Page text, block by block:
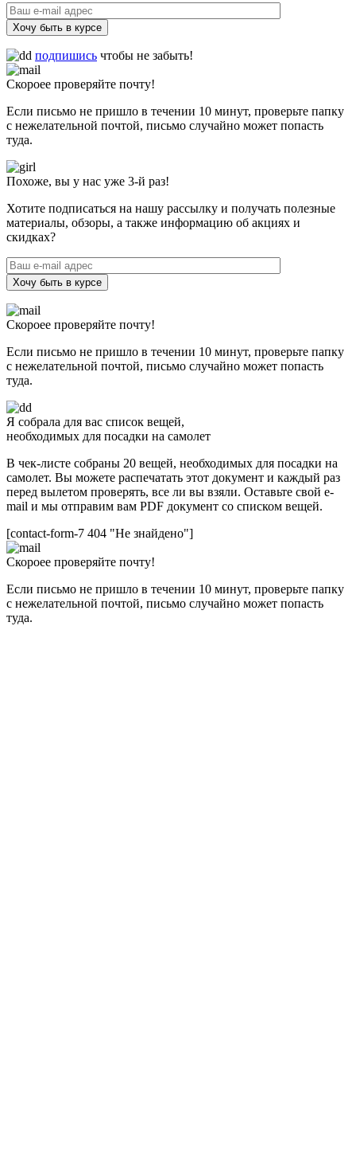
Хочу быть в курсе
подпишись чтобы не забыть!
Скороее проверяйте почту!
Если письмо не пришло в течении 10 минут, проверьте папку
с нежелательной почтой, письмо случайно может попасть
туда.
Похоже, вы у нас уже 3-й раз!
Хотите подписаться на нашу рассылку и получать полезные
материалы, обзоры, а также информацию об акциях и
скидках?
Хочу быть в курсе
Скороее проверяйте почту!
Если письмо не пришло в течении 10 минут, проверьте папку
с нежелательной почтой, письмо случайно может попасть
туда.
Я собрала для вас список вещей,
необходимых для посадки на самолет
В чек-листе собраны 20 вещей, необходимых для посадки на
самолет. Вы можете распечатать этот документ и каждый раз
перед вылетом проверять, все ли вы взяли. Оставьте свой e-
mail и мы отправим вам PDF документ со списком вещей.
[contact-form-7 404 "Не знайдено"]
Скороее проверяйте почту!
Если письмо не пришло в течении 10 минут, проверьте папку
с нежелательной почтой, письмо случайно может попасть
туда.